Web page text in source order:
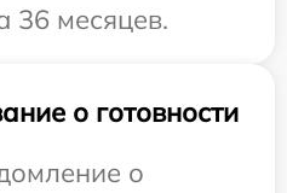
36 месяцев.
о готовности
о